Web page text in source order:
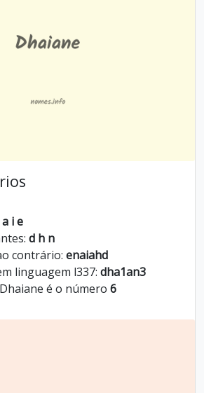
a i e
d h n
contrário: enaiahd
linguagem l337: dha1an3
é o número 6